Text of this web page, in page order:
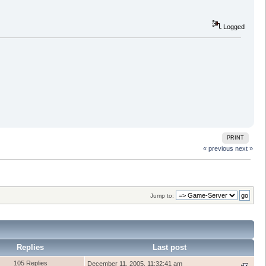
Logged
PRINT
« previous next »
Jump to:
Replies Last post
105 Replies December 11, 2005, 11:32:41 am